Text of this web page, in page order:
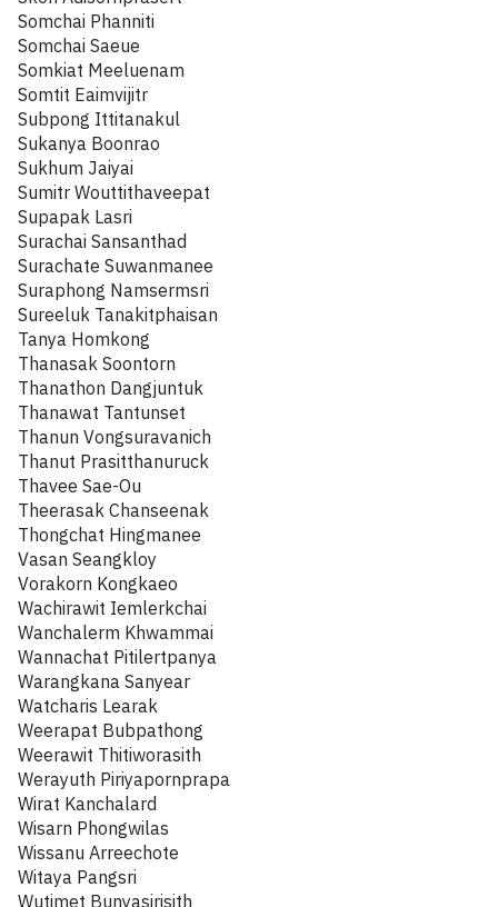
Somchai Phanniti
Somchai Saeue
Somkiat Meeluenam
Somtit Eaimvijitr
Subpong Ittitanakul
Sukanya Boonrao
Sukhum Jaiyai
Sumitr Wouttithaveepat
Supapak Lasri
Surachai Sansanthad
Surachate Suwanmanee
Suraphong Namsermsri
Sureeluk Tanakitphaisan
Tanya Homkong
Thanasak Soontorn
Thanathon Dangjuntuk
Thanawat Tantunset
Thanun Vongsuravanich
Thanut Prasitthanuruck
Thavee Sae-Ou
Theerasak Chanseenak
Thongchat Hingmanee
Vasan Seangkloy
Vorakorn Kongkaeo
Wachirawit Iemlerkchai
Wanchalerm Khwammai
Wannachat Pitilertpanya
Warangkana Sanyear
Watcharis Learak
Weerapat Bubpathong
Weerawit Thitiworasith
Werayuth Piriyapornprapa
Wirat Kanchalard
Wisarn Phongwilas
Wissanu Arreechote
Witaya Pangsri